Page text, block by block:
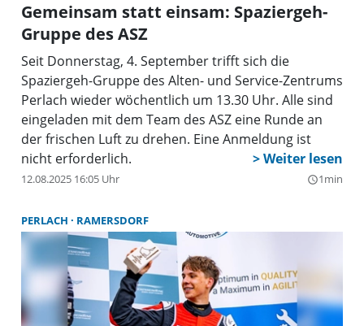
Gemeinsam statt einsam: Spaziergeh-
Gruppe des ASZ
Seit Donnerstag, 4. September trifft sich die
Spaziergeh-Gruppe des Alten- und Service-Zentrums
Perlach wieder wöchentlich um 13.30 Uhr. Alle sind
eingeladen mit dem Team des ASZ eine Runde an
der frischen Luft zu drehen. Eine Anmeldung ist
nicht erforderlich.
12.08.2025 16:05 Uhr query_builder1min
PERLACH RAMERSDORF